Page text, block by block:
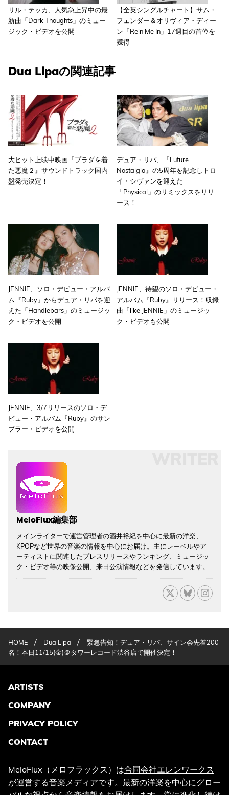
リル・テッカ、人気急上昇中の最
新曲「Dark Thoughts」のミュー
ジック・ビデオを公開
【全英シングルチャート】サム・
フェンダー＆オリヴィア・ディー
ン「Rein Me In」17週目の首位を
獲得
Dua Lipaの関連記事
大ヒット上映中映画『プラダを着
た悪魔２』サウンドトラック国内
盤発売決定！
デュア・リパ、『Future
Nostalgia』の5周年を記念しトロ
イ・シヴァンを迎えた
「Physical」のリミックスをリリ
ース！
JENNIE、ソロ・デビュー・アルバ
ム『Ruby』からデュア・リパを迎
えた「Handlebars」のミュージッ
ク・ビデオを公開
JENNIE、待望のソロ・デビュー・
アルバム『Ruby』リリース！収録
曲「like JENNIE」のミュージッ
ク・ビデオも公開
JENNIE、3/7リリースのソロ・デ
ビュー・アルバム『Ruby』のサン
プラー・ビデオを公開
MeloFlux編集部
メインライターで運営管理者の酒井裕紀を中心に最新の洋楽、
KPOPなど世界の音楽の情報を中心にお届け。主にレーベルやア
ーティストに関連したプレスリリースやランキング、ミュージッ
ク・ビデオ等の映像公開、来日公演情報などを発信しています。
HOME / Dua Lipa /
緊急告知！デュア・リパ、サイン会先着200
名！本日11/15(金)＠タワーレコード渋谷店で開催決定！
ARTISTS
COMPANY
PRIVACY POLICY
CONTACT
MeloFlux（メロフラックス）は合同会社エレンワークス
が運営する音楽メディアです。最新の洋楽を中心にグロー